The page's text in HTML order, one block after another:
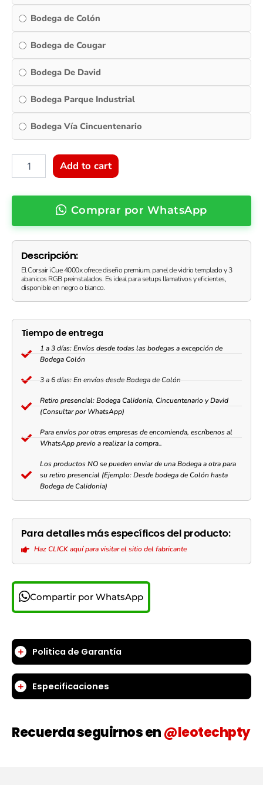
Bodega de Colón
Bodega de Cougar
Bodega De David
Bodega Parque Industrial
Bodega Vía Cincuentenario
Add to cart
Comprar por WhatsApp
Descripción:
El Corsair iCue 4000x ofrece diseño premium, panel de vidrio templado y 3
abanicos RGB preinstalados. Es ideal para setups llamativos y eficientes,
disponible en negro o blanco.
Tiempo de entrega
1 a 3 días: Envíos desde todas las bodegas a excepción de
Bodega Colón
3 a 6 días: En envíos desde Bodega de Colón
Retiro presencial: Bodega Calidonia, Cincuentenario y David
(Consultar por WhatsApp)
Para envíos por otras empresas de encomienda, escríbenos al
WhatsApp previo a realizar la compra..
Los productos NO se pueden enviar de una Bodega a otra para
su retiro presencial (Ejemplo: Desde bodega de Colón hasta
Bodega de Calidonia)
Para detalles más específicos del producto:
Haz CLICK aquí para visitar el sitio del fabricante
Compartir por WhatsApp
Politica de Garantía
Especificaciones
Recuerda seguirnos en@leotechpty